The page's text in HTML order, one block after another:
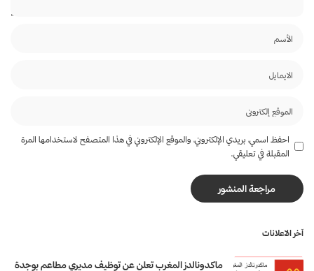
احفظ اسمي، بريدي الإلكتروني، والموقع الإلكتروني في هذا المتصفح لاستخدامها المرة
المقبلة في تعليقي.
آخر الاعلانات
ماكدونالدز المغرب تعلن عن توظيف مديري مطاعم بوجدة